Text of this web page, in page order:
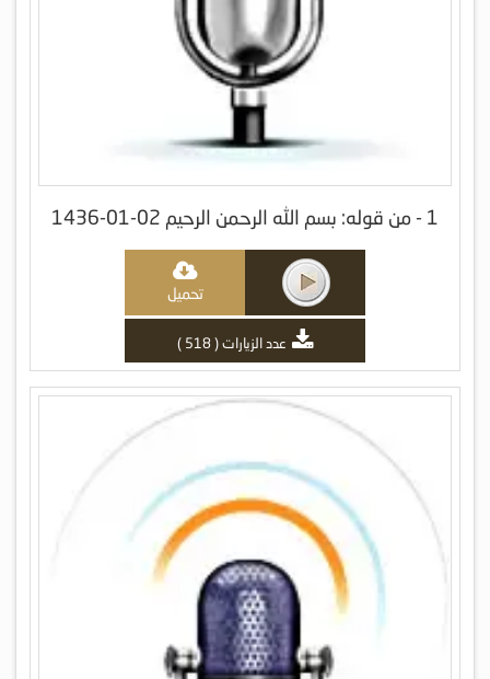
1 - من قوله: بسم الله الرحمن الرحيم 02-01-1436
تحميل
عدد الزيارات ( 518 )